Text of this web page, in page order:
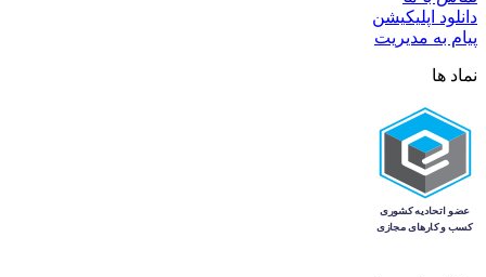
دانلود اپلیکیشن
پیام به مدیریت
نماد ها